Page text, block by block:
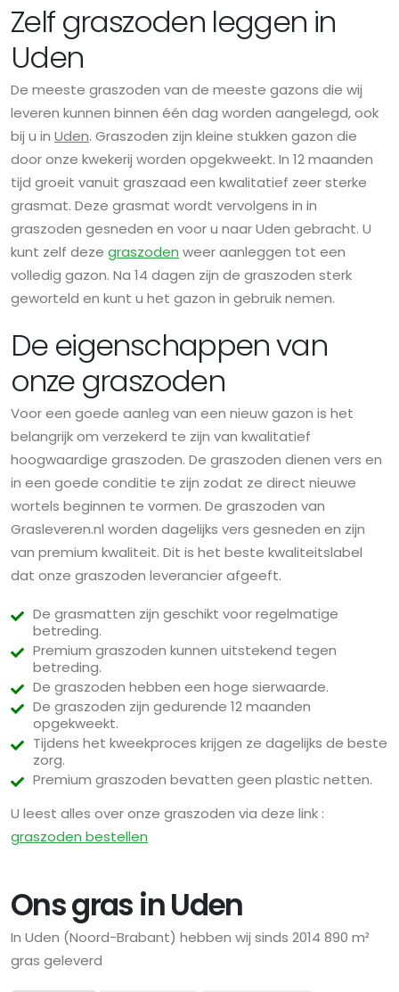
Zelf graszoden leggen in
Uden
De meeste graszoden van de meeste gazons die wij
leveren kunnen binnen één dag worden aangelegd, ook
bij u in Uden. Graszoden zijn kleine stukken gazon die
door onze kwekerij worden opgekweekt. In 12 maanden
tijd groeit vanuit graszaad een kwalitatief zeer sterke
grasmat. Deze grasmat wordt vervolgens in in
graszoden gesneden en voor u naar Uden gebracht. U
kunt zelf deze graszoden weer aanleggen tot een
volledig gazon. Na 14 dagen zijn de graszoden sterk
geworteld en kunt u het gazon in gebruik nemen.
De eigenschappen van
onze graszoden
Voor een goede aanleg van een nieuw gazon is het
belangrijk om verzekerd te zijn van kwalitatief
hoogwaardige graszoden. De graszoden dienen vers en
in een goede conditie te zijn zodat ze direct nieuwe
wortels beginnen te vormen. De graszoden van
Grasleveren.nl worden dagelijks vers gesneden en zijn
van premium kwaliteit. Dit is het beste kwaliteitslabel
dat onze graszoden leverancier afgeeft.
De grasmatten zijn geschikt voor regelmatige
betreding.
Premium graszoden kunnen uitstekend tegen
betreding.
De graszoden hebben een hoge sierwaarde.
De graszoden zijn gedurende 12 maanden
opgekweekt.
Tijdens het kweekproces krijgen ze dagelijks de beste
zorg.
Premium graszoden bevatten geen plastic netten.
U leest alles over onze graszoden via deze link :
graszoden bestellen
Ons gras in Uden
In Uden (Noord-Brabant) hebben wij sinds 2014 890 m²
gras geleverd